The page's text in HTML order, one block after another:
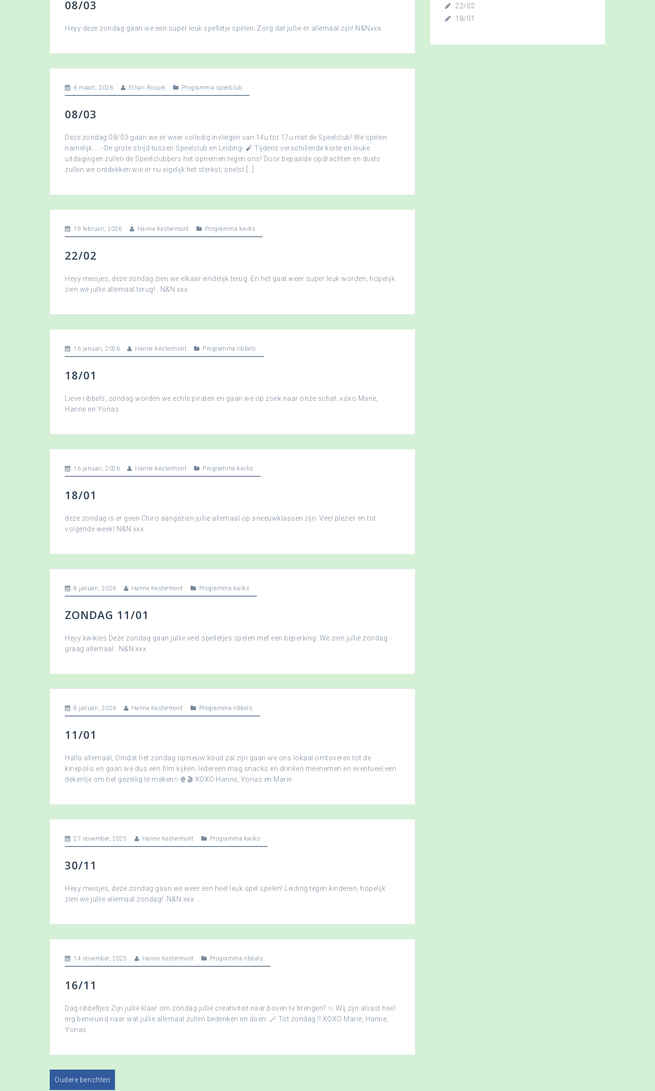
08/03
Heyy deze zondag gaan we een super leuk spelletje spelen. Zorg dat jullie er allemaal zijn! N&Nxxx
6 maart, 2026 Ethan Rouyet Programma speelclub
08/03
Deze zondag 08/03 gaan we er weer volledig invliegen van 14u tot 17u met de Speelclub! We spelen
namelijk….. -De grote strijd tussen Speelclub en Leiding- 🧨 Tijdens verschillende korte en leuke
uitdagingen zullen de Speelclubbers het opnemen tegen ons! Door bepaalde opdrachten en duels
zullen we ontdekken wie er nu eigelijk het sterkst, snelst […]
19 februari, 2026 Hanne Kestermont Programma kwiks
22/02
Heyy meisjes, deze zondag zien we elkaar eindelijk terug. En het gaat weer super leuk worden, hopelijk
zien we jullie allemaal terug! N&N xxx
16 januari, 2026 Hanne Kestermont Programma ribbels
18/01
Lieve ribbels, zondag worden we echte piraten en gaan we op zoek naar onze schat. xoxo Marie,
Hanne en Yonas
16 januari, 2026 Hanne Kestermont Programma kwiks
18/01
deze zondag is er geen Chiro aangezien jullie allemaal op sneeuwklassen zijn. Veel plezier en tot
volgende week! N&N xxx
8 januari, 2026 Hanne Kestermont Programma kwiks
ZONDAG 11/01
Heyy kwikies Deze zondag gaan jullie veel spelletjes spelen met een beperking. We zien jullie zondag
graag allemaal. N&N xxx
8 januari, 2026 Hanne Kestermont Programma ribbels
11/01
Hallo allemaal, Omdat het zondag opnieuw koud zal zijn gaan we ons lokaal omtoveren tot de
kinepolis en gaan we dus een film kijken. Iedereen mag snacks en drinken meenemen en eventueel een
dekentje om het gezellig te maken✨🍿🎬 XOXO Hanne, Yonas en Marie
27 november, 2025 Hanne Kestermont Programma kwiks
30/11
Heyy meisjes, deze zondag gaan we weer een heel leuk spel spelen! Leiding tegen kinderen, hopelijk
zien we jullie allemaal zondag! N&N xxx
14 november, 2025 Hanne Kestermont Programma ribbels
16/11
Dag ribbeltjes Zijn jullie klaar om zondag jullie creativiteit naar boven te brengen? ✨ Wij zijn alvast heel
erg benieuwd naar wat jullie allemaal zullen bedenken en doen. 🪄 Tot zondag !! XOXO Marie, Hanne,
Yonas
Oudere berichten
22/02
18/01